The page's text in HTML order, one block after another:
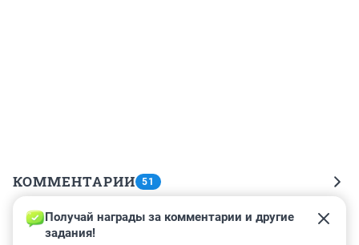
КОММЕНТАРИИ 51
Гость
1 июля 2023, 20:30
Получай награды за комментарии и другие
задания!